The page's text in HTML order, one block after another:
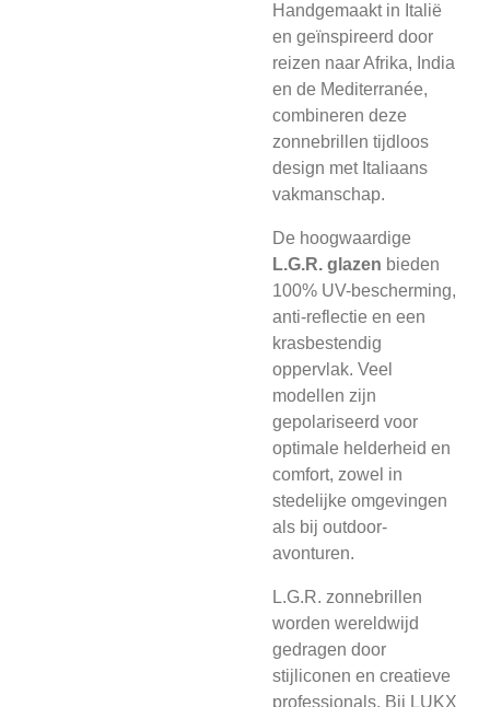
Handgemaakt in Italië
en geïnspireerd door
reizen naar Afrika, India
en de Mediterranée,
combineren deze
zonnebrillen tijdloos
design met Italiaans
vakmanschap.
De hoogwaardige
L.G.R. glazen bieden
100% UV-bescherming,
anti-reflectie en een
krasbestendig
oppervlak. Veel
modellen zijn
gepolariseerd voor
optimale helderheid en
comfort, zowel in
stedelijke omgevingen
als bij outdoor-
avonturen.
L.G.R. zonnebrillen
worden wereldwijd
gedragen door
stijliconen en creatieve
professionals. Bij LUKX